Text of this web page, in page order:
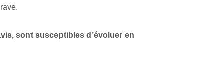
sont susceptibles d’évoluer en